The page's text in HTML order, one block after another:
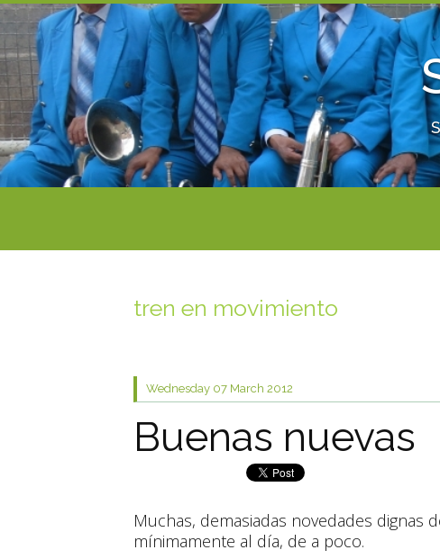
tren en movimiento
Wednesday 07 March 2012
Buenas nuevas
Muchas, demasiadas novedades dignas
mínimamente al día, de a poco.